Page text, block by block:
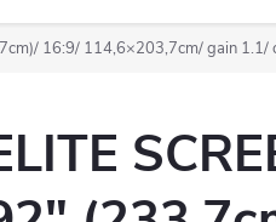
16:9/ 114,6×203,7cm/ gain 1.1/